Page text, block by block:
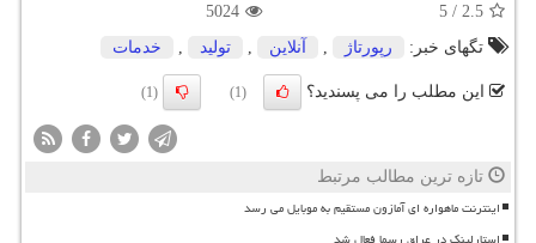
2.5
/
5
5024
تگهای خبر:
رپورتاژ آنلاین تولید خدمات
این مطلب را می پسندید؟ (1)
(1)
تازه ترین مطالب مرتبط
اینترنت ماهواره ای آمازون مستقیم به موبایل می رسد